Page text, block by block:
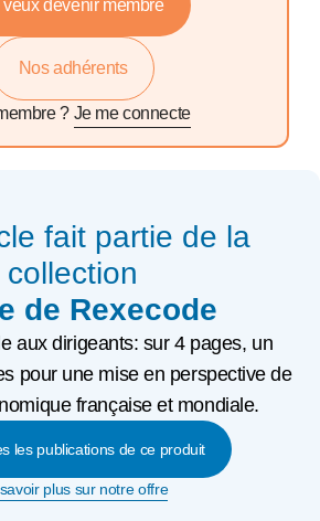
veux devenir membre
Nos adhérents
? Je me connecte
fait partie de la
collection
de Rexecode
aux dirigeants: sur 4 pages, un
pour une mise en perspective de
française et mondiale.
les publications de ce produit
plus sur notre offre